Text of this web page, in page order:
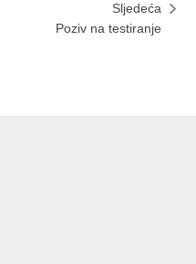
Sljedeća
Poziv na testiranje